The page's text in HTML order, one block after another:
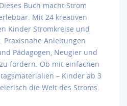
Buch macht Strom
Mit 24 kreativen
Kinder Stromkreise und
Praxisnahe Anleitungen
Pädagogen, Neugier und
fördern. Ob mit einfachen
– Kinder ab 3
die Welt des Stroms.